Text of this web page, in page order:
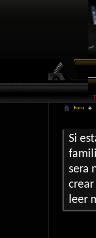
Foro
Si
sera
leer